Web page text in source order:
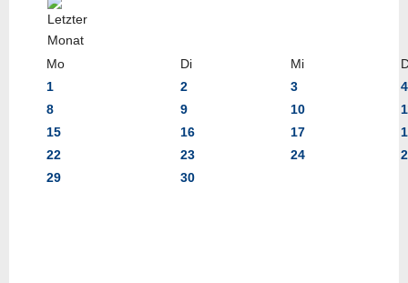
Mo Di Mi
1
2 3
4
8
9 10
15
16 17
22
23 24
29
30